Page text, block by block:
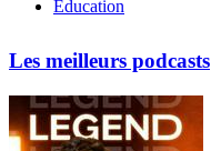
Education
Les meilleurs podcasts